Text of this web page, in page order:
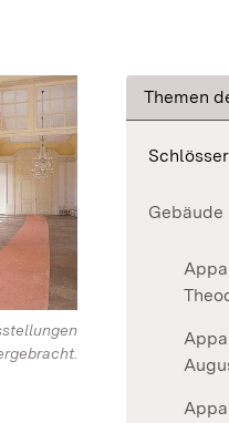
Themen
Schlösser
Gebäude